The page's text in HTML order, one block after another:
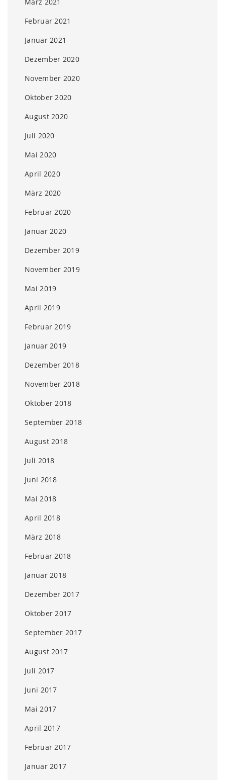
Februar 2021
Januar 2021
Dezember 2020
November 2020
Oktober 2020
August 2020
Juli 2020
Mai 2020
April 2020
März 2020
Februar 2020
Januar 2020
Dezember 2019
November 2019
Mai 2019
April 2019
Februar 2019
Januar 2019
Dezember 2018
November 2018
Oktober 2018
September 2018
August 2018
Juli 2018
Juni 2018
Mai 2018
April 2018
März 2018
Februar 2018
Januar 2018
Dezember 2017
Oktober 2017
September 2017
August 2017
Juli 2017
Juni 2017
Mai 2017
April 2017
Februar 2017
Januar 2017